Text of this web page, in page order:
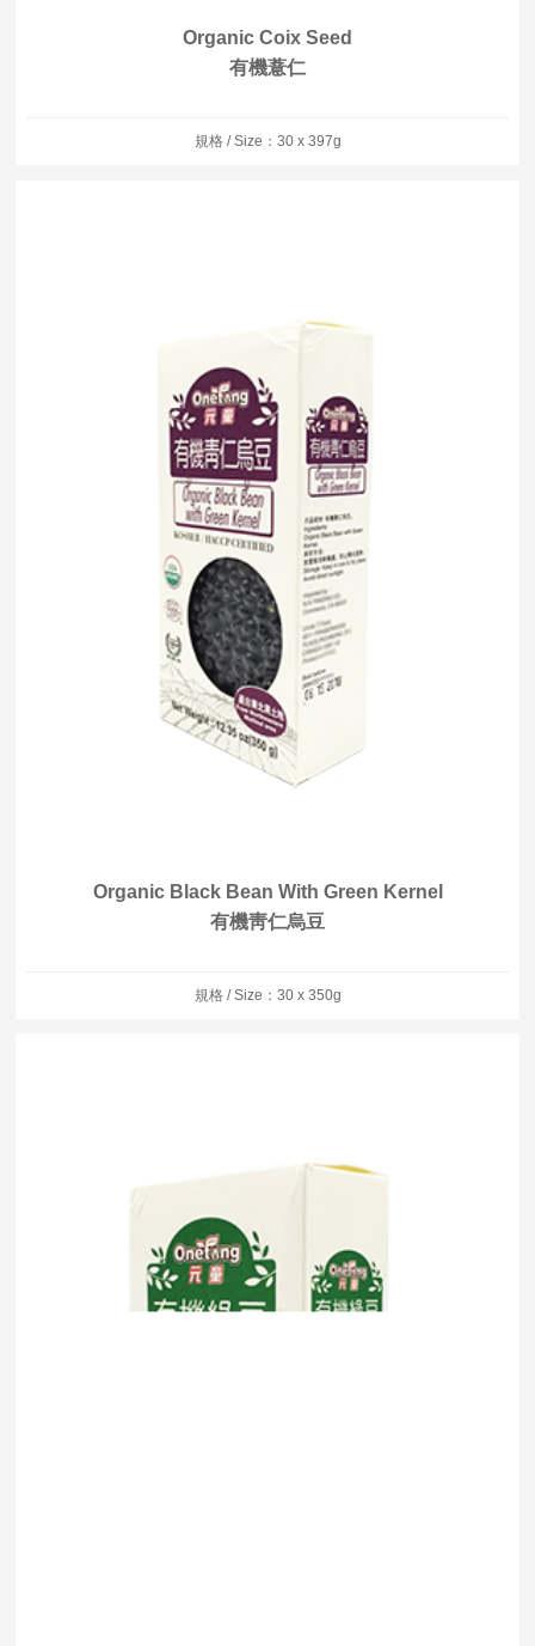
Organic Coix Seed
有機薏仁
規格 / Size：30 x 397g
Organic Black Bean With Green Kernel
有機靑仁烏豆
規格 / Size：30 x 350g